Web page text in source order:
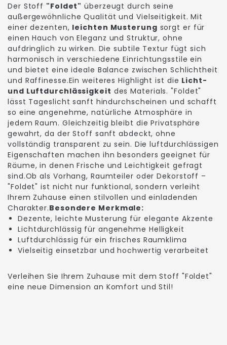
Der Stoff "Foldet" überzeugt durch seine
außergewöhnliche Qualität und Vielseitigkeit. Mit
einer dezenten, leichten Musterung sorgt er für
einen Hauch von Eleganz und Struktur, ohne
aufdringlich zu wirken. Die subtile Textur fügt sich
harmonisch in verschiedene Einrichtungsstile ein
und bietet eine ideale Balance zwischen Schlichtheit
und Raffinesse.Ein weiteres Highlight ist die Licht-
und Luftdurchlässigkeit des Materials. "Foldet"
lässt Tageslicht sanft hindurchscheinen und schafft
so eine angenehme, natürliche Atmosphäre in
jedem Raum. Gleichzeitig bleibt die Privatsphäre
gewahrt, da der Stoff sanft abdeckt, ohne
vollständig transparent zu sein. Die luftdurchlässigen
Eigenschaften machen ihn besonders geeignet für
Räume, in denen Frische und Leichtigkeit gefragt
sind.Ob als Vorhang, Raumteiler oder Dekorstoff –
"Foldet" ist nicht nur funktional, sondern verleiht
Ihrem Zuhause einen stilvollen und einladenden
Charakter.Besondere Merkmale:
Dezente, leichte Musterung für elegante Akzente
Lichtdurchlässig für angenehme Helligkeit
Luftdurchlässig für ein frisches Raumklima
Vielseitig einsetzbar und hochwertig verarbeitet
Verleihen Sie Ihrem Zuhause mit dem Stoff "Foldet"
eine neue Dimension an Komfort und Stil!